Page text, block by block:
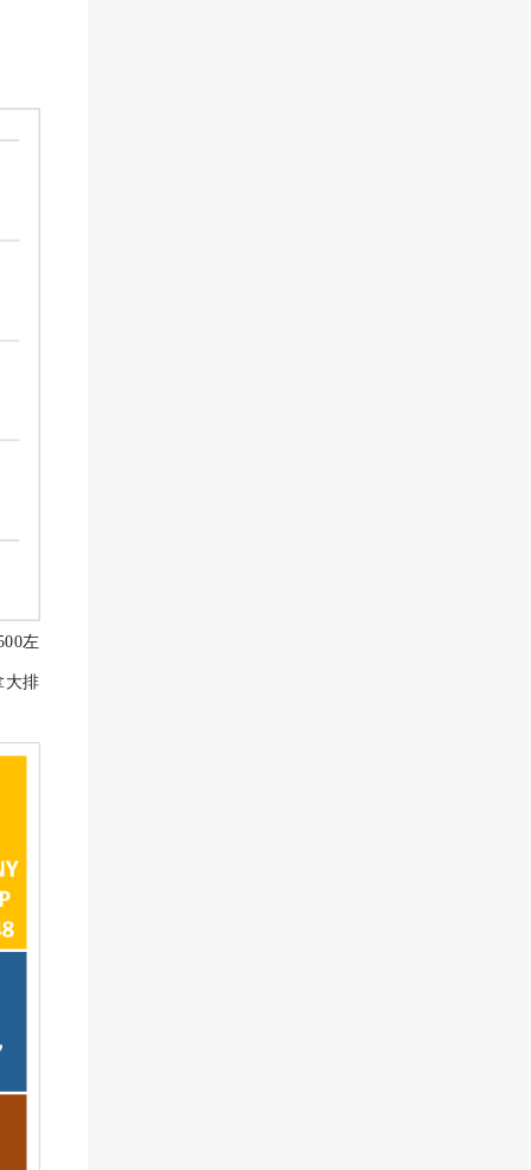
左
大排